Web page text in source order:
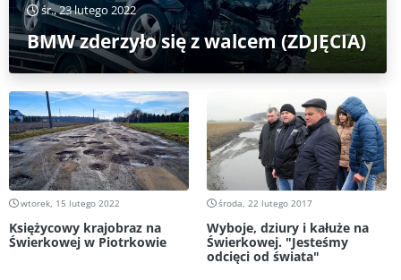
śr., 23 lutego 2022
BMW zderzyło się z walcem (ZDJĘCIA)
wtorek, 15 lutego 2022
Księżycowy krajobraz na
Świerkowej w Piotrkowie
środa, 22 lutego 2017
Wyboje, dziury i kałuże na
Świerkowej. "Jesteśmy
odcięci od świata"